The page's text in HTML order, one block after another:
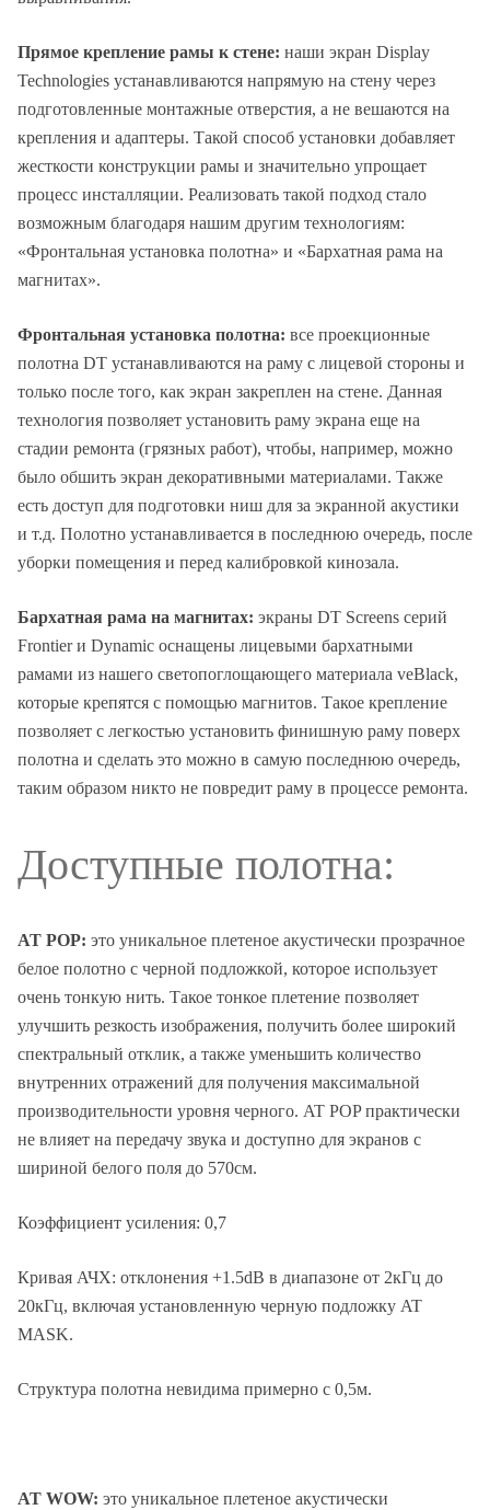
Прямое крепление рамы к стене: наши экран Display
Technologies устанавливаются напрямую на стену через
подготовленные монтажные отверстия, а не вешаются на
крепления и адаптеры. Такой способ установки добавляет
жесткости конструкции рамы и значительно упрощает
процесс инсталляции. Реализовать такой подход стало
возможным благодаря нашим другим технологиям:
«Фронтальная установка полотна» и «Бархатная рама на
магнитах».
Фронтальная установка полотна: все проекционные
полотна DT устанавливаются на раму с лицевой стороны и
только после того, как экран закреплен на стене. Данная
технология позволяет установить раму экрана еще на
стадии ремонта (грязных работ), чтобы, например, можно
было обшить экран декоративными материалами. Также
есть доступ для подготовки ниш для за экранной акустики
и т.д. Полотно устанавливается в последнюю очередь, после
уборки помещения и перед калибровкой кинозала.
Бархатная рама на магнитах: экраны DT Screens серий
Frontier и Dynamic оснащены лицевыми бархатными
рамами из нашего светопоглощающего материала veBlack,
которые крепятся с помощью магнитов. Такое крепление
позволяет с легкостью установить финишную раму поверх
полотна и сделать это можно в самую последнюю очередь,
таким образом никто не повредит раму в процессе ремонта.
Доступные полотна:
AT POP: это уникальное плетеное акустически прозрачное
белое полотно с черной подложкой, которое использует
очень тонкую нить. Такое тонкое плетение позволяет
улучшить резкость изображения, получить более широкий
спектральный отклик, а также уменьшить количество
внутренних отражений для получения максимальной
производительности уровня черного. AT POP практически
не влияет на передачу звука и доступно для экранов с
шириной белого поля до 570см.
Коэффициент усиления: 0,7
Кривая АЧХ: отклонения +1.5dB в диапазоне от 2кГц до
20кГц, включая установленную черную подложку AT
MASK.
Структура полотна невидима примерно с 0,5м.
AT WOW: это уникальное плетеное акустически